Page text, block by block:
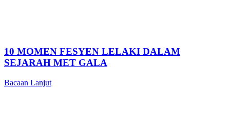
10 MOMEN FESYEN LELAKI DALAM
SEJARAH MET GALA
Bacaan Lanjut